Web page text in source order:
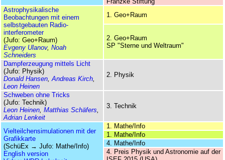
Astrophysikalische
Beobachtungen mit einem
selbstgebauten Radio­
interferometer
(Jufo: Geo+Raum)
Evgeny Ulanov, Noah
Schneiders
1. Geo+Raum
2. Geo+Raum
SP "Sterne und Weltraum"
Dampferzeugung mittels Licht
(Jufo: Physik)
Donald Hansen Andreas Kirch
Leon Heinen
2. Physik
Schweben ohne Tricks
(Jufo: Technik)
Leon Heinen Matthias Schäfers
Adrian Lenkeit
3. Technik
Vielteilchen­simulationen mit der
Grafikkarte
(SchüEx → Jufo: Mathe/Info)
English version
1. Mathe/Info
1. Mathe/Info
4. Mathe/Info
4. Preis Physik und Astronomie auf der